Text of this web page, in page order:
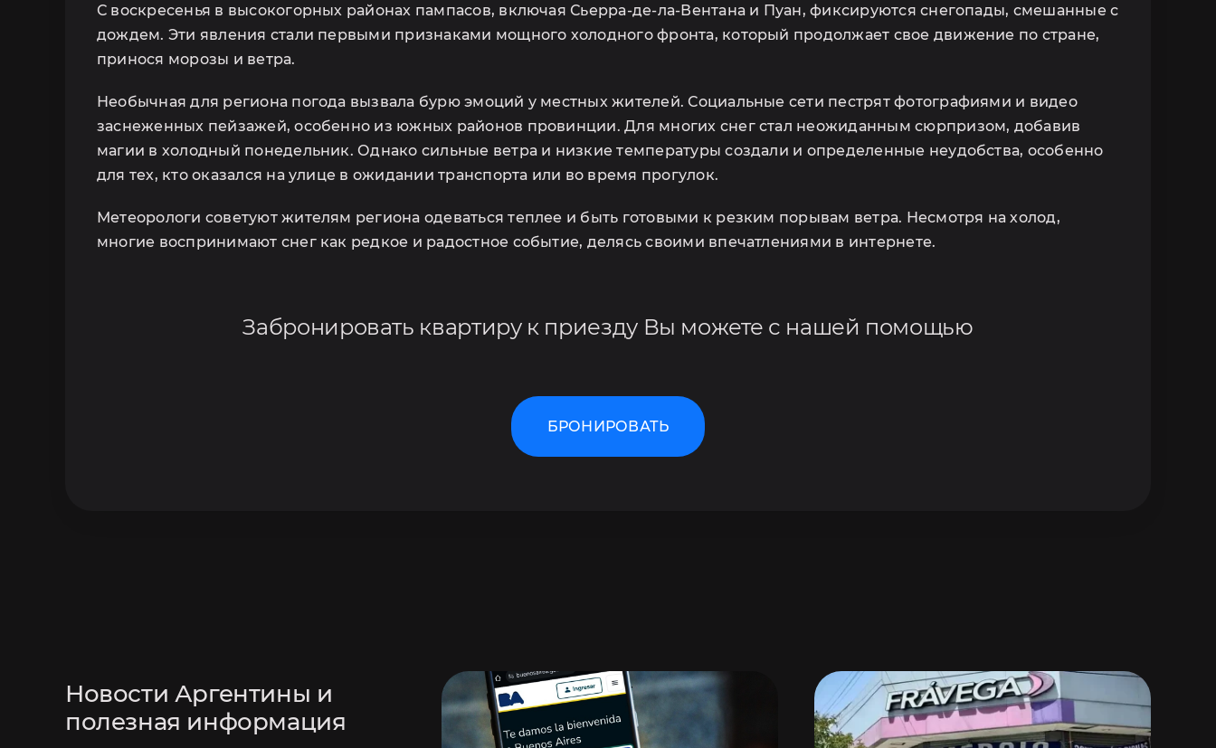
С воскресенья в высокогорных районах пампасов, включая Сьерра-де-ла-Вентана и Пуан, фиксируются снегопады, смешанные с
дождем. Эти явления стали первыми признаками мощного холодного фронта, который продолжает свое движение по стране,
принося морозы и ветра.
Необычная для региона погода вызвала бурю эмоций у местных жителей. Социальные сети пестрят фотографиями и видео
заснеженных пейзажей, особенно из южных районов провинции. Для многих снег стал неожиданным сюрпризом, добавив
магии в холодный понедельник. Однако сильные ветра и низкие температуры создали и определенные неудобства, особенно
для тех, кто оказался на улице в ожидании транспорта или во время прогулок.
Метеорологи советуют жителям региона одеваться теплее и быть готовыми к резким порывам ветра. Несмотря на холод,
многие воспринимают снег как редкое и радостное событие, делясь своими впечатлениями в интернете.
Забронировать квартиру к приезду Вы можете с нашей помощью
БРОНИРОВАТЬ
Новости Аргентины и
полезная информация